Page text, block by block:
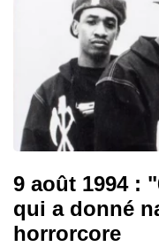
9 août 1994 :
qui a donné
horrorcore